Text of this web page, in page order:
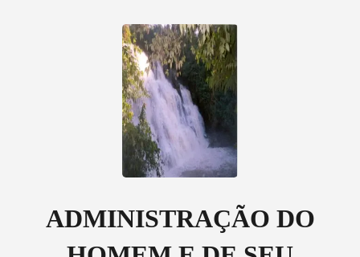
Histórico
ADMINISTRAÇÃO DO